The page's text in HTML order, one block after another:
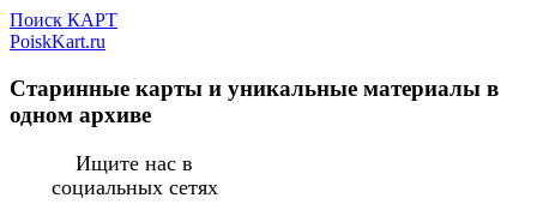
Поиск КАРТ
PoiskKart.ru
Старинные карты и уникальные материалы в
одном архиве
Ищите нас в
социальных сетях